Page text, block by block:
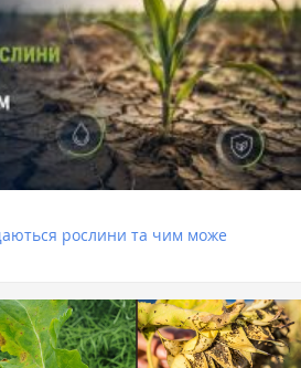
рослини та чим може